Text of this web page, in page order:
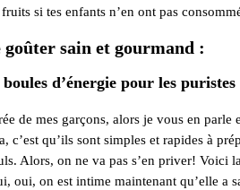
si tes enfants n’en ont pas
goûter sain et gourmand :
d’énergie pour les puristes
de mes garçons, alors je vous en parle
c’est qu’ils sont simples et rapides à
Alors, on ne va pas s’en priver! Voici
oui, on est intime maintenant qu’elle a